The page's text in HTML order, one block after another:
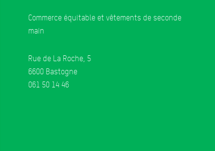
Commerce équitable et vêtements de seconde
main
Rue de La Roche, 5
6600 Bastogne
061 50 14 46